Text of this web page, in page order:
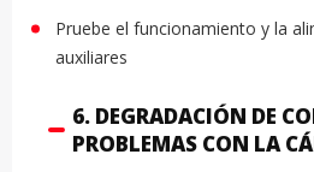
Pruebe el funcionamiento y la
auxiliares
6. DEGRADACIÓN DE
PROBLEMAS CON LA